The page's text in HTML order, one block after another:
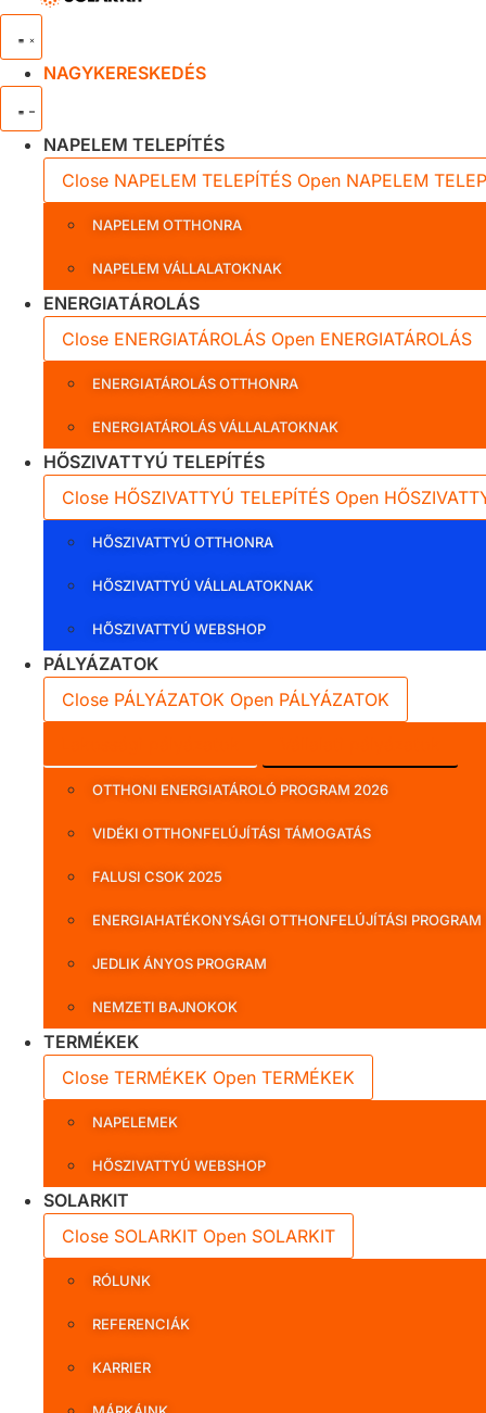
NAGYKERESKEDÉS
NAPELEM TELEPÍTÉS
Close NAPELEM TELEPÍTÉS Open NAPELEM
NAPELEM OTTHONRA
NAPELEM VÁLLALATOKNAK
ENERGIATÁROLÁS
Close ENERGIATÁROLÁS Open ENERGIATÁROLÁS
ENERGIATÁROLÁS OTTHONRA
ENERGIATÁROLÁS VÁLLALATOKNAK
HŐSZIVATTYÚ TELEPÍTÉS
Close HŐSZIVATTYÚ TELEPÍTÉS Open
HŐSZIVATTYÚ OTTHONRA
HŐSZIVATTYÚ VÁLLALATOKNAK
HŐSZIVATTYÚ WEBSHOP
PÁLYÁZATOK
Close PÁLYÁZATOK Open PÁLYÁZATOK
OTTHONI ENERGIATÁROLÓ PROGRAM 2026
VIDÉKI OTTHONFELÚJÍTÁSI TÁMOGATÁS
FALUSI CSOK 2025
ENERGIAHATÉKONYSÁGI OTTHONFELÚJÍTÁSI PROGRAM
JEDLIK ÁNYOS PROGRAM
NEMZETI BAJNOKOK
TERMÉKEK
Close TERMÉKEK Open TERMÉKEK
NAPELEMEK
HŐSZIVATTYÚ WEBSHOP
SOLARKIT
Close SOLARKIT Open SOLARKIT
RÓLUNK
REFERENCIÁK
KARRIER